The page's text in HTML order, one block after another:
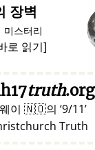
장벽
미스터리
로 읽기]
truth.org
이 🇳🇴의 9/11
Truth